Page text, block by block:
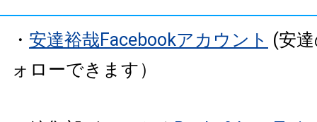
・ 安達裕哉Facebookアカウント (安
ォローできます）